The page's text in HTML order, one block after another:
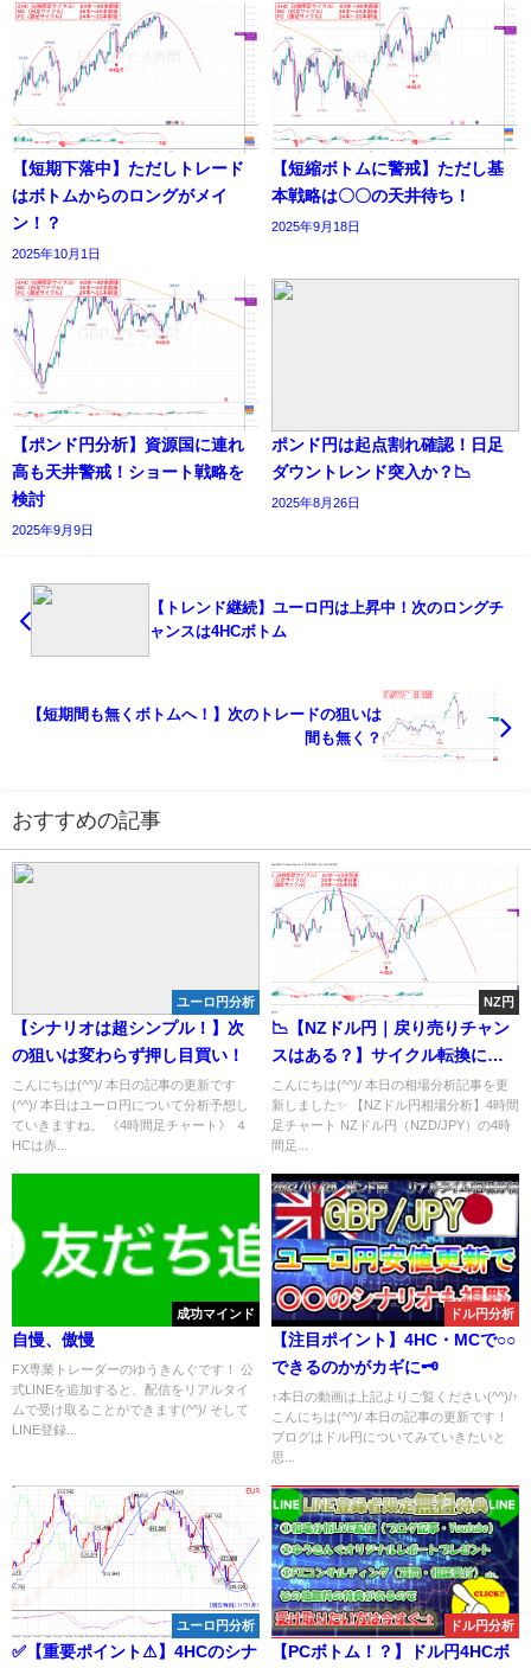
【短期下落中】ただしトレード
はボトムからのロングがメイ
ン！？
2025年10月1日
【短縮ボトムに警戒】ただし基
本戦略は〇〇の天井待ち！
2025年9月18日
【ポンド円分析】資源国に連れ
高も天井警戒！ショート戦略を
検討
2025年9月9日
ポンド円は起点割れ確認！日足
ダウントレンド突入か？📉
2025年8月26日
【トレンド継続】ユーロ円は上昇中！次のロングチ
ャンスは4HCボトム
【短期間も無くボトムへ！】次のトレードの狙いは
間も無く？
おすすめの記事
ユーロ円分析
【シナリオは超シンプル！】次
の狙いは変わらず押し目買い！
こんにちは(^^)/ 本日の記事の更新です
(^^)/ 本日はユーロ円について分析予想し
ていきますね。 《4時間足チャート》 ４
HCは赤...
NZ円
📉【NZドル円｜戻り売りチャン
スはある？】サイクル転換に要
警戒の場面
こんにちは(^^)/ 本日の相場分析記事を更
新しました✨ 【NZドル円相場分析】4時間
足チャート NZドル円（NZD/JPY）の4時
間足...
成功マインド
自慢、傲慢
FX専業トレーダーのゆうきんぐです！ 公
式LINEを追加すると、配信をリアルタイ
ムで受け取ることができます(^^)/ そして
LINE登録...
ドル円分析
【注目ポイント】4HC・MCで○○
できるのかがカギに🗝
↑本日の動画は上記よりご覧ください(^^)/↑
こんにちは(^^)/ 本日の記事の更新です！
ブログはドル円についてみていきたいと
思...
ユーロ円分析
✅【重要ポイント⚠】4HCのシナ
ドル円分析
【PCボトム！？】ドル円4HCボ